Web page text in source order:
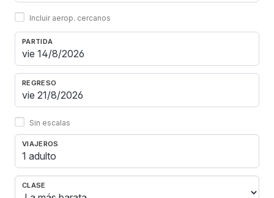
Incluir aerop. cercanos
PARTIDA
REGRESO
Sin escalas
VIAJEROS
1 adulto
CLASE